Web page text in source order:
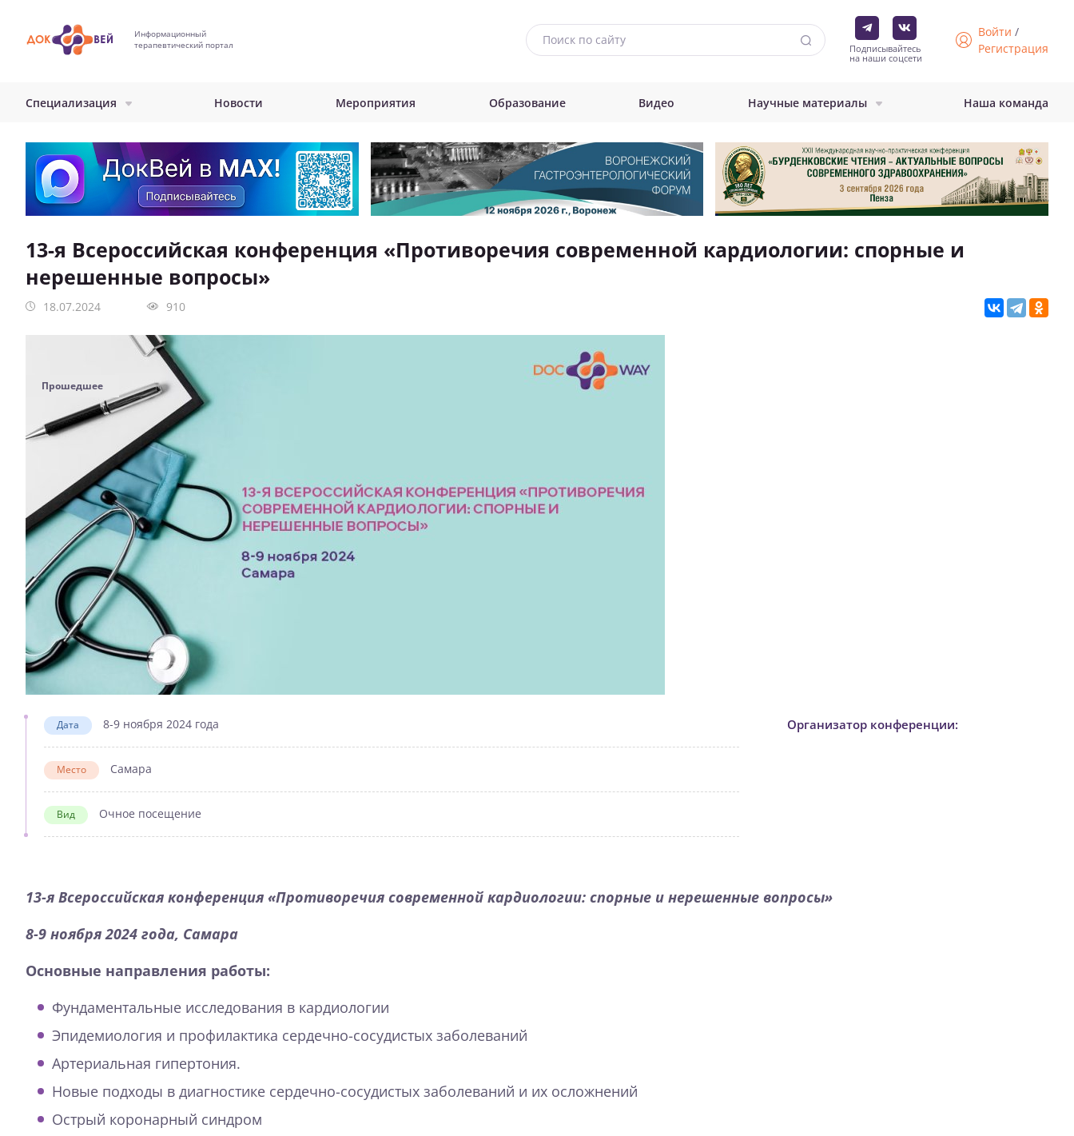
основному
содержанию
Информационный
терапевтический портал
Подписывайтесь
на наши соцсети
Войти /
Регистрация
Специализация Новости Мероприятия Образование Видео Научные материалы Наша команда
13-я Всероссийская конференция «Противоречия современной кардиологии: спорные и
нерешенные вопросы»
18.07.2024 910
Прошедшее
Дата 8-9 ноября 2024 года
Место Самара
Вид Очное посещение
Организатор конференции:
13-я Всероссийская конференция «Противоречия современной кардиологии: спорные и нерешенные вопросы»
8-9 ноября 2024 года, Самара
Основные направления работы:
Фундаментальные исследования в кардиологии
Эпидемиология и профилактика сердечно-сосудистых заболеваний
Артериальная гипертония.
Новые подходы в диагностике сердечно-сосудистых заболеваний и их осложнений
Острый коронарный синдром